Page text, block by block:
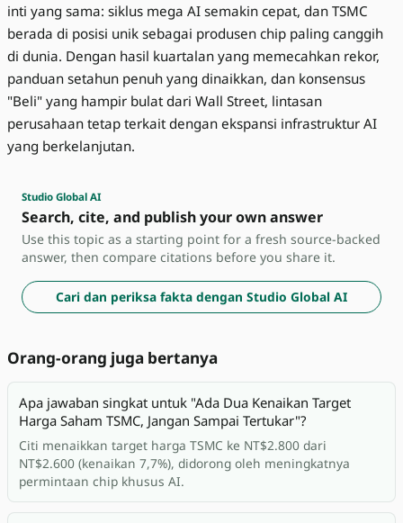
inti yang sama: siklus mega AI semakin cepat, dan TSMC
berada di posisi unik sebagai produsen chip paling canggih
di dunia. Dengan hasil kuartalan yang memecahkan rekor,
panduan setahun penuh yang dinaikkan, dan konsensus
"Beli" yang hampir bulat dari Wall Street, lintasan
perusahaan tetap terkait dengan ekspansi infrastruktur AI
yang berkelanjutan.
Studio Global AI
Search, cite, and publish your own answer
Use this topic as a starting point for a fresh source-backed
answer, then compare citations before you share it.
Cari dan periksa fakta dengan Studio Global AI
Orang-orang juga bertanya
Apa jawaban singkat untuk "Ada Dua Kenaikan Target
Harga Saham TSMC, Jangan Sampai Tertukar"?
Citi menaikkan target harga TSMC ke NT$2.800 dari
NT$2.600 (kenaikan 7,7%), didorong oleh meningkatnya
permintaan chip khusus AI.